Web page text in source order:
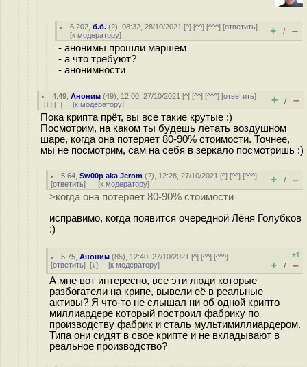
6.202 ,б.б. (?), 08:32, 28/10/2021 [^] [^^] [^^^] [ответить]
[к модератору] + / –
- анонимы прошли маршем
- а что требуют?
- анонимности
4.49 ,Аноним (49), 12:00, 27/10/2021 [^] [^^] [^^^] [ответить]
[↓] [↑] [к модератору] + / –
Пока крипта прёт, вы все такие крутые :)
Посмотрим, на каком ты будешь летать воздушном
шаре, когда она потеряет 80-90% стоимости. Точнее,
мы не посмотрим, сам на себя в зеркало посмотришь :)
5.64 ,Sw00p aka Jerom (?), 12:28, 27/10/2021 [^] [^^] [^^^]
[ответить] [к модератору] + / –
>когда она потеряет 80-90% стоимости
исправимо, когда появится очередной Лёня Голубков
:)
5.75 ,Аноним (85), 12:40, 27/10/2021 [^] [^^] [^^^]
[ответить] [↓] [к модератору]
+1
+ / –
А мне вот интересно, все эти люди которые
разбогатели на крипе, вывели её в реальные
активы? Я что-то не слышал ни об одной крипто
миллиардере который построил фабрику по
производству фабрик и сталь мультимиллиардером.
Типа они сидят в свое крипте и не вкладывают в
реальное производство?